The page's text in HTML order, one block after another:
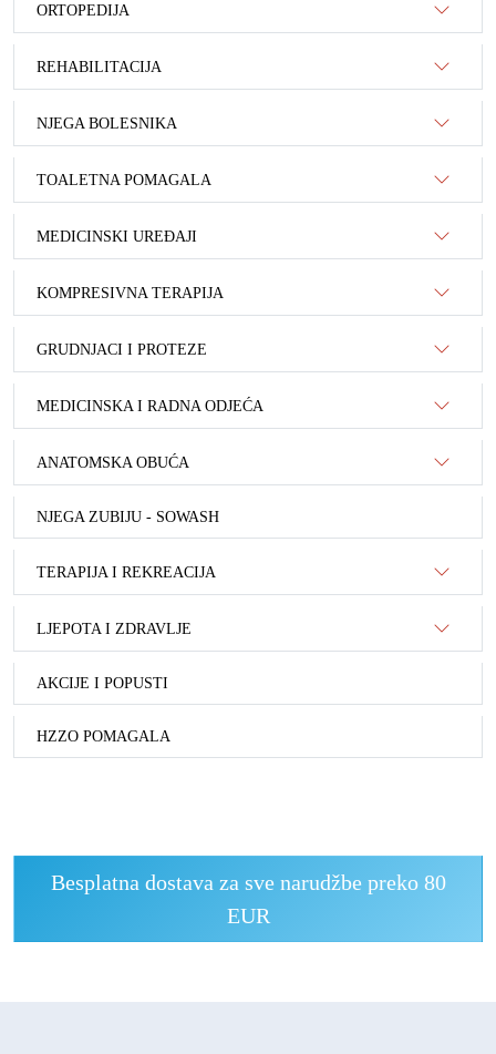
ORTOPEDIJA
REHABILITACIJA
NJEGA BOLESNIKA
TOALETNA POMAGALA
MEDICINSKI UREĐAJI
KOMPRESIVNA TERAPIJA
GRUDNJACI I PROTEZE
MEDICINSKA I RADNA ODJEĆA
ANATOMSKA OBUĆA
NJEGA ZUBIJU - SOWASH
TERAPIJA I REKREACIJA
LJEPOTA I ZDRAVLJE
AKCIJE I POPUSTI
HZZO POMAGALA
Besplatna dostava za sve narudžbe preko 80
EUR